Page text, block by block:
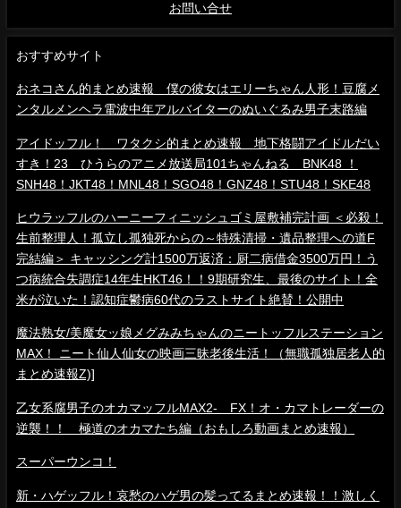
お問い合せ
おすすめサイト
おネコさん的まとめ速報 僕の彼女はエリーちゃん人形！豆腐メ
ンタルメンヘラ電波中年アルバイターのぬいぐるみ男子末路編
アイドッフル！ ワタクシ的まとめ速報 地下格闘アイドルだい
すき！23 ひうらのアニメ放送局101ちゃんねる BNK48 ！
SNH48！JKT48！MNL48！SGO48！GNZ48！STU48！SKE48
ヒウラッフルのハーニーフィニッシュゴミ屋敷補完計画 ＜必殺！
生前整理人！孤立し孤独死からの～特殊清掃・遺品整理への道F
完結編＞ キャッシング計1500万返済：厨二病借金3500万円！う
つ病統合失調症14年生HKT46！！9期研究生、最後のサイト！全
米が泣いた！認知症鬱病60代のラストサイト絶賛！公開中
魔法熟女/美魔女ッ娘メグみみちゃんのニートッフルステーション
MAX！ ニート仙人仙女の映画三昧老後生活！（無職孤独居老人的
まとめ速報Z)]
乙女系腐男子のオカマッフルMAX2- FX！オ・カマトレーダーの
逆襲！！ 極道のオカマたち編（おもしろ動画まとめ速報）
スーパーウンコ！
新・ハゲッフル！哀愁のハゲ男の髪ってるまとめ速報！！激しく